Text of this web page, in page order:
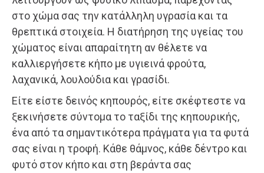
στο χώμα σας την κατάλληλη υγρασία και τα
θρεπτικά στοιχεία. Η διατήρηση της υγείας του
χώματος είναι απαραίτητη αν θέλετε να
καλλιεργήσετε κήπο με υγιεινά φρούτα,
λαχανικά, λουλούδια και γρασίδι.
Είτε είστε δεινός κηπουρός, είτε σκέφτεστε να
ξεκινήσετε σύντομα το ταξίδι της κηπουρικής,
ένα από τα σημαντικότερα πράγματα για τα φυτά
σας είναι η τροφή. Κάθε θάμνος, κάθε δέντρο και
φυτό στον κήπο και στη βεράντα σας